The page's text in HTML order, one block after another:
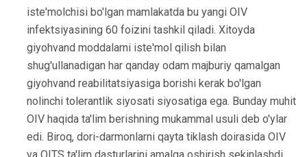
iste'molchisi bo'lgan mamlakatda bu yangi OIV
infektsiyasining 60 foizini tashkil qiladi. Xitoyda
giyohvand moddalarni iste'mol qilish bilan
shug'ullanadigan har qanday odam majburiy qamalgan
giyohvand reabilitatsiyasiga borishi kerak bo'lgan
nolinchi tolerantlik siyosati siyosatiga ega. Bunday muhit
OIV haqida ta'lim berishning mukammal usuli deb o'ylar
edi. Biroq, dori-darmonlarni qayta tiklash doirasida OIV